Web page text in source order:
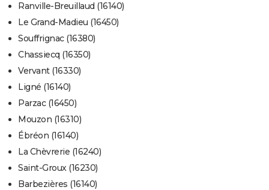
Ranville-Breuillaud (16140)
Le Grand-Madieu (16450)
Souffrignac (16380)
Chassiecq (16350)
Vervant (16330)
Ligné (16140)
Parzac (16450)
Mouzon (16310)
Ébréon (16140)
La Chèvrerie (16240)
Saint-Groux (16230)
Barbezières (16140)